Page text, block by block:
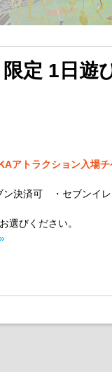
定 1日遊
アトラクション入場
ン決済可 ・セブンイ
選びください。